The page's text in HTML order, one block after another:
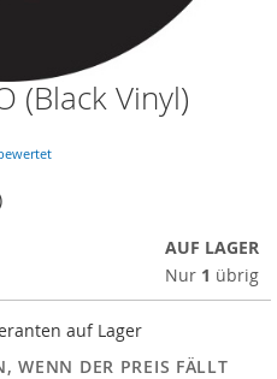
(Black Vinyl)
AUF LAGER
Nur 1 übrig
auf Lager
WENN DER PREIS FÄLLT